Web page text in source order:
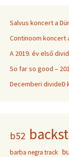
Salvus koncert a
Continoom koncert
A 2019. év első
So far so good –
Decemberi divideD
b52
barba negra track